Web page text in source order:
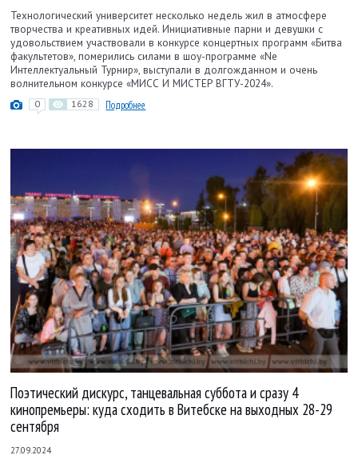
Технологический университет несколько недель жил в атмосфере
творчества и креативных идей. Инициативные парни и девушки с
удовольствием участвовали в конкурсе концертных программ «Битва
факультетов», померились силами в шоу-программе «Nе
Интеллектуальный Турнир», выступали в долгожданном и очень
волнительном конкурсе «МИСС И МИСТЕР ВГТУ-2024».
0 1628 Подробнее
Поэтический дискурс, танцевальная суббота и сразу 4
кинопремьеры: куда сходить в Витебске на выходных 28-29
сентября
27.09.2024